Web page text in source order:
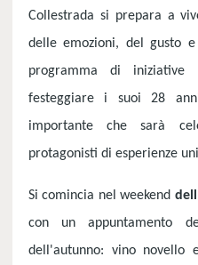
Collestrada si prepara a
delle emozioni, del gusto
programma di iniziative
festeggiare i suoi 28
importante che sarà
protagonisti di esperienze
Si comincia nel weekend
con un appuntamento
dell'autunno: vino novello